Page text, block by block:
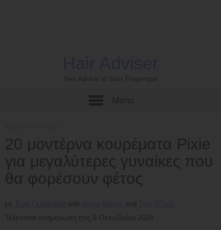
Hair Advice at Your Fingertips!
20 μοντέρνα κουρέματα Pixie
για μεγαλύτερες γυναίκες που
θα φορέσουν φέτος
με
Τελευταία ενημέρωση στις 8 Οκτωβρίου 2024